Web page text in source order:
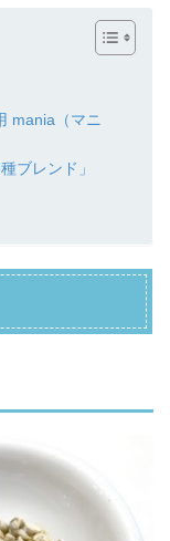
mania（マニ
ブレンド」